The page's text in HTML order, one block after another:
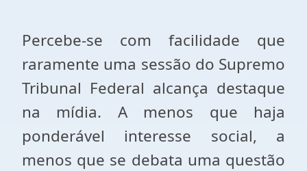
Percebe-se com facilidade que
raramente uma sessão do Supremo
Tribunal Federal alcança destaque
na mídia. A menos que haja
ponderável interesse social, a
menos que se debata uma questão